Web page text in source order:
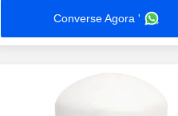
Converse Agora '